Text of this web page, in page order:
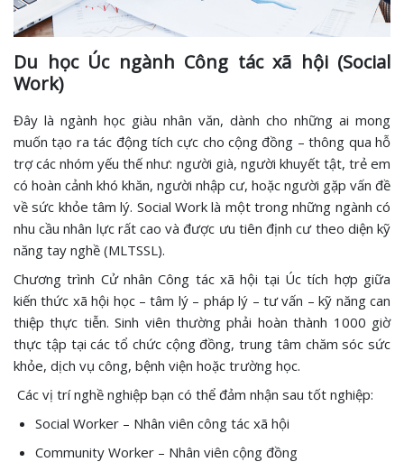
Du học Úc ngành Công tác xã hội (Social
Work)
Đây là ngành học giàu nhân văn, dành cho những ai mong
muốn tạo ra tác động tích cực cho cộng đồng – thông qua hỗ
trợ các nhóm yếu thế như: người già, người khuyết tật, trẻ em
có hoàn cảnh khó khăn, người nhập cư, hoặc người gặp vấn đề
về sức khỏe tâm lý. Social Work là một trong những ngành có
nhu cầu nhân lực rất cao và được ưu tiên định cư theo diện kỹ
năng tay nghề (MLTSSL).
Chương trình Cử nhân Công tác xã hội tại Úc tích hợp giữa
kiến thức xã hội học – tâm lý – pháp lý – tư vấn – kỹ năng can
thiệp thực tiễn. Sinh viên thường phải hoàn thành 1000 giờ
thực tập tại các tổ chức cộng đồng, trung tâm chăm sóc sức
khỏe, dịch vụ công, bệnh viện hoặc trường học.
Các vị trí nghề nghiệp bạn có thể đảm nhận sau tốt nghiệp:
Social Worker – Nhân viên công tác xã hội
Community Worker – Nhân viên cộng đồng